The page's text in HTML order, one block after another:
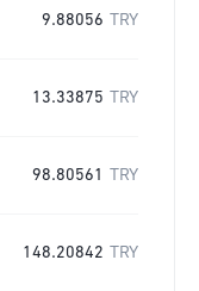
9.88056 TRY
13.33875 TRY
98.80561 TRY
148.20842 TRY